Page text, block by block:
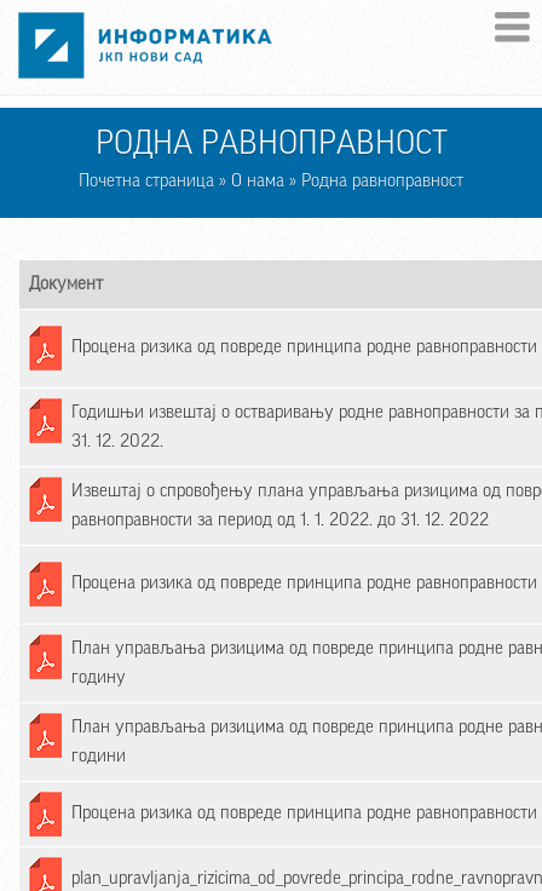
Skip to main content
РОДНА РАВНОПРАВНОСТ
Почетна страница » О нама » Родна равноправност
Документ
Процена ризика од повреде принципа родне равноправности
Годишњи извештај о остваривању родне равноправности за
31. 12. 2022.
Извештај о спровођењу плана управљања ризицима од
равноправности за период од 1. 1. 2022. до 31. 12. 2022
Процена ризика од повреде принципа родне равноправности
План управљања ризицима од повреде принципа родне
годину
План управљања ризицима од повреде принципа родне
години
Процена ризика од повреде принципа родне равноправности